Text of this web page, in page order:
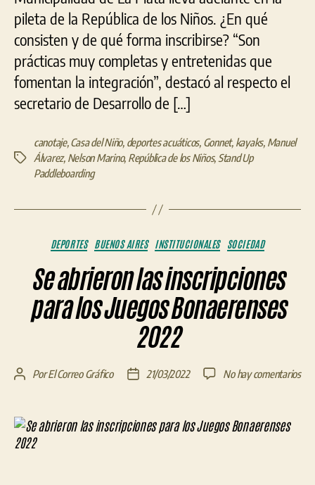
pileta de la República de los Niños. ¿En qué
consisten y de qué forma inscribirse? “Son
prácticas muy completas y entretenidas que
fomentan la integración”, destacó al respecto el
secretario de Desarrollo de […]
Etiquetas
canotaje,Casa del Niño, deportes acuáticos, Gonnet, kayaks, Manuel
Álvarez, Nelson Marino, República de los Niños, Stand Up
Paddleboarding
Categorías
DEPORTES BUENOS AIRES INSTITUCIONALES SOCIEDAD
Se abrieron las inscripciones
para los Juegos Bonaerenses
2022
Autor
entrada
PorEl Correo Gráfico
Fecha
entrada
21/03/2022 No hay comentariosen